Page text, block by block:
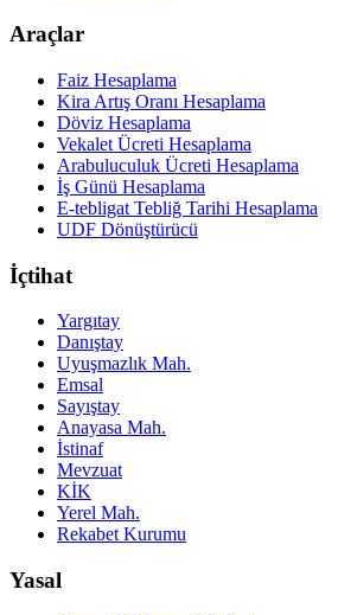
Araçlar
Faiz Hesaplama
Kira Artış Oranı Hesaplama
Döviz Hesaplama
Vekalet Ücreti Hesaplama
Arabuluculuk Ücreti Hesaplama
İş Günü Hesaplama
E-tebligat Tebliğ Tarihi Hesaplama
UDF Dönüştürücü
İçtihat
Yargıtay
Danıştay
Uyuşmazlık Mah.
Emsal
Sayıştay
Anayasa Mah.
İstinaf
Mevzuat
KİK
Yerel Mah.
Rekabet Kurumu
Yasal